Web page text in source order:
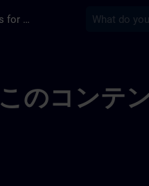
Training Services for Digital Industries
このコンテ